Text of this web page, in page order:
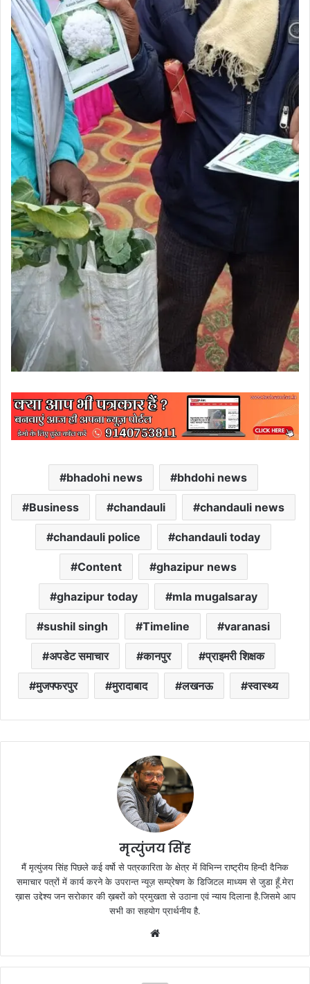
bhadohi news bhdohi news
Business chandauli chandauli news
chandauli police chandauli today
Content ghazipur news
ghazipur today mla mugalsaray
sushil singh Timeline varanasi
अपडेट समाचार कानपुर प्राइमरी शिक्षक
मुजफ्फरपुर मुरादाबाद लखनऊ स्वास्थ्य
मृत्युंजय सिंह
मैं मृत्युंजय सिंह पिछले कई वर्षो से पत्रकारिता के क्षेत्र में विभिन्न राष्ट्रीय हिन्दी दैनिक
समाचार पत्रों में कार्य करने के उपरान्त न्यूज़ सम्प्रेषण के डिजिटल माध्यम से जुडा हूँ.मेरा
ख़ास उद्देश्य जन सरोकार की ख़बरों को प्रमुखता से उठाना एवं न्याय दिलाना है.जिसमे आप
सभी का सहयोग प्रार्थनीय है.